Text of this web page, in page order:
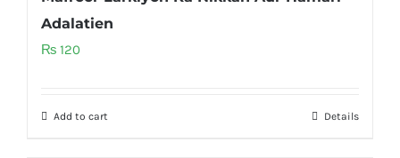
Adalatien
₨ 120
Add to cart Details